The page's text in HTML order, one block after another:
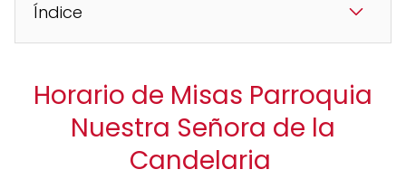
Índice
Horario de Misas Parroquia
Nuestra Señora de la
Candelaria